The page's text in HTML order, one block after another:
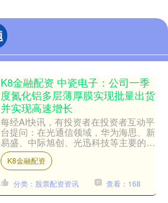
K8金融配资 中瓷电子：公司一季
度氮化铝多层薄厚膜实现批量出货
并实现高速增长
每经AI快讯，有投资者在投资者互动平
台提问：在光通信领域，华为海思、新
易盛、中际旭创、光迅科技等主要的光
电器件厂商均是公司客户，随着光通信
设备需求的增长，请问这....
K8金融配资
分类：股票配资资讯 查看：168